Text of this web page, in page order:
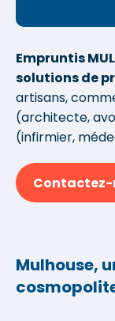
Empruntis
solutions de
artisans,
(architecte,
(infirmier,
Contactez-
Mulhouse,